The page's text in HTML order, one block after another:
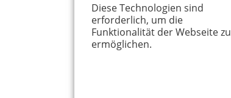
Diese Technologien sind
erforderlich, um die
Funktionalität der Webseite zu
ermöglichen.